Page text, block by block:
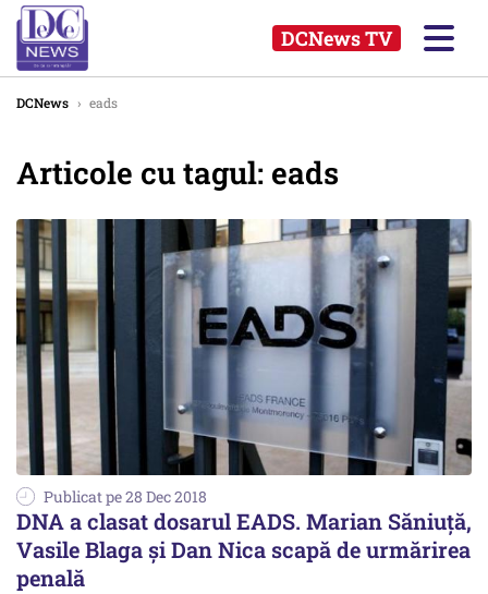
DCNews TV
DCNews › eads
Articole cu tagul: eads
Publicat pe 28 Dec 2018
DNA a clasat dosarul EADS. Marian Săniuţă,
Vasile Blaga şi Dan Nica scapă de urmărirea
penală